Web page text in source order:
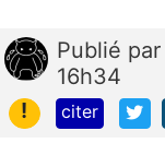
Publié par
16h34
!
citer